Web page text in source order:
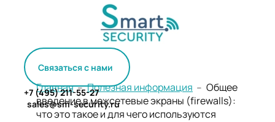
Связаться с нами
+7 (495) 211-55-27
sales@sm-security.ru
Главная﹣Полезная информация ﹣ Общее
введение в межсетевые экраны (firewalls):
что это такое и для чего используются